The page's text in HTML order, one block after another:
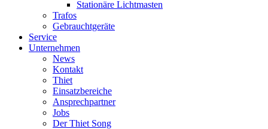
Stationäre Lichtmasten
Trafos
Gebrauchtgeräte
Service
Unternehmen
News
Kontakt
Thiet
Einsatzbereiche
Ansprechpartner
Jobs
Der Thiet Song